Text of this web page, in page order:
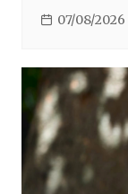
07/08/2026